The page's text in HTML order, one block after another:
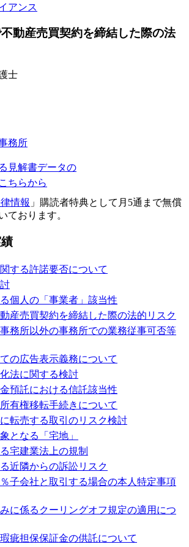
アンス
動産売買契約を締結した際の法
士
務所
見解書データの
ちらから
情報 」購読者特典として月5通まで無償
ております。
する許諾要否について
個人の「事業者」該当性
産売買契約を締結した際の法的リスク
務所以外の事務所での業務従事可否等
の広告表示義務について
法に関する検討
預託における信託該当性
有権移転手続きについて
転売する取引のリスク検討
となる「宅地」
宅建業法上の規制
近隣からの訴訟リスク
％子会社と取引する場合の本人特定事項
に係るクーリングオフ規定の適用につ
疵担保保証金の供託について